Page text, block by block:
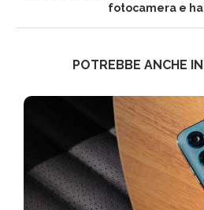
fotocamera e
POTREBBE ANCHE